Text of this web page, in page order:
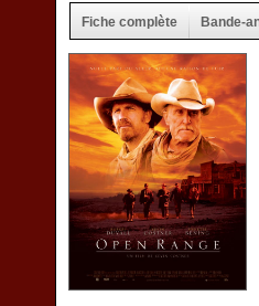
Fiche complète Bande-